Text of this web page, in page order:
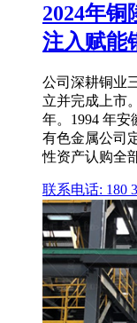
2024年
注入赋能
公司深耕铜业
立并完成上市
年。1994 年
有色金属公司
性资产认购全
联系电话: 180